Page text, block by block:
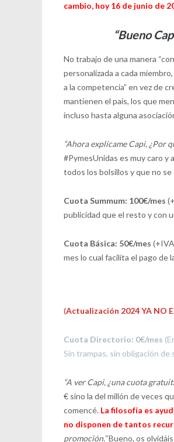
cambio, hoy 16 de junio de
“Bueno
No trabajo de una manera
personalizada a cada
a la competencia” en vez de
mantienen el país, los que
incluso hasta alguna
“Ahora explícame Capi, ¿Por
#PymesUnidas es muy caro
todos los bolsillos y que no
Cuota Summum: 100€/mes
publicidad que el resto y con
Cuota Básica: 50€/mes
mes lo cual facilita el pago de
(Actualización 2024 YA NO
Cuota Directorio: 0€/mes
Sin trampas, sin obligación
“A ver Capi, ¿una cuota
€ sino la del millón de veces
comencé. La filosofía es
no disponen de tantos
promoción.”Bueno, os